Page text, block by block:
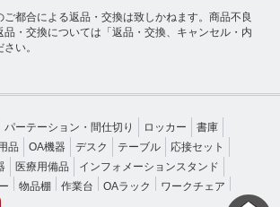
ご都合による返品・交換は致しかねます。商品不良
・交換については 「返品・交換、キャンセル・内
い。
パーテーション・間仕切り ロッカー
書庫
品
OA機器 デスク テーブル
応接セット
医療用備品
インフォメーションスタンド
物品棚 作業台 OAラック
ワークチェア